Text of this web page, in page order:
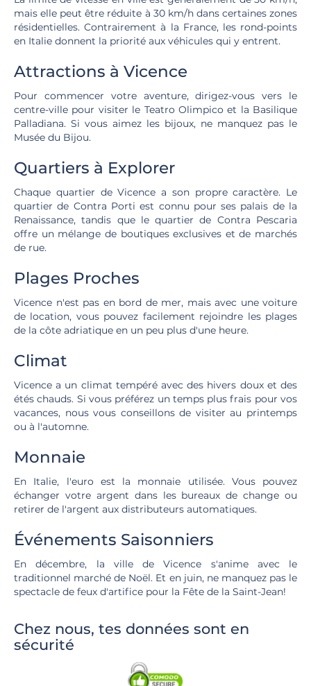
mais elle peut être réduite à 30 km/h dans certaines zones
résidentielles. Contrairement à la France, les rond-points
en Italie donnent la priorité aux véhicules qui y entrent.
Attractions à Vicence
Pour commencer votre aventure, dirigez-vous vers le
centre-ville pour visiter le Teatro Olimpico et la Basilique
Palladiana. Si vous aimez les bijoux, ne manquez pas le
Musée du Bijou.
Quartiers à Explorer
Chaque quartier de Vicence a son propre caractère. Le
quartier de Contra Porti est connu pour ses palais de la
Renaissance, tandis que le quartier de Contra Pescaria
offre un mélange de boutiques exclusives et de marchés
de rue.
Plages Proches
Vicence n'est pas en bord de mer, mais avec une voiture
de location, vous pouvez facilement rejoindre les plages
de la côte adriatique en un peu plus d'une heure.
Climat
Vicence a un climat tempéré avec des hivers doux et des
étés chauds. Si vous préférez un temps plus frais pour vos
vacances, nous vous conseillons de visiter au printemps
ou à l'automne.
Monnaie
En Italie, l'euro est la monnaie utilisée. Vous pouvez
échanger votre argent dans les bureaux de change ou
retirer de l'argent aux distributeurs automatiques.
Événements Saisonniers
En décembre, la ville de Vicence s'anime avec le
traditionnel marché de Noël. Et en juin, ne manquez pas le
spectacle de feux d'artifice pour la Fête de la Saint-Jean!
Chez nous, tes données sont en
sécurité